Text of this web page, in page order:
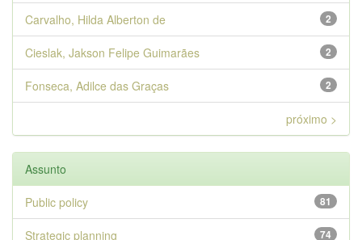
2
Carvalho, Hilda Alberton de
2
Cieslak, Jakson Felipe Guimarães
2
Fonseca, Adilce das Graças
próximo >
Assunto
81
Public policy
74
Strategic planning